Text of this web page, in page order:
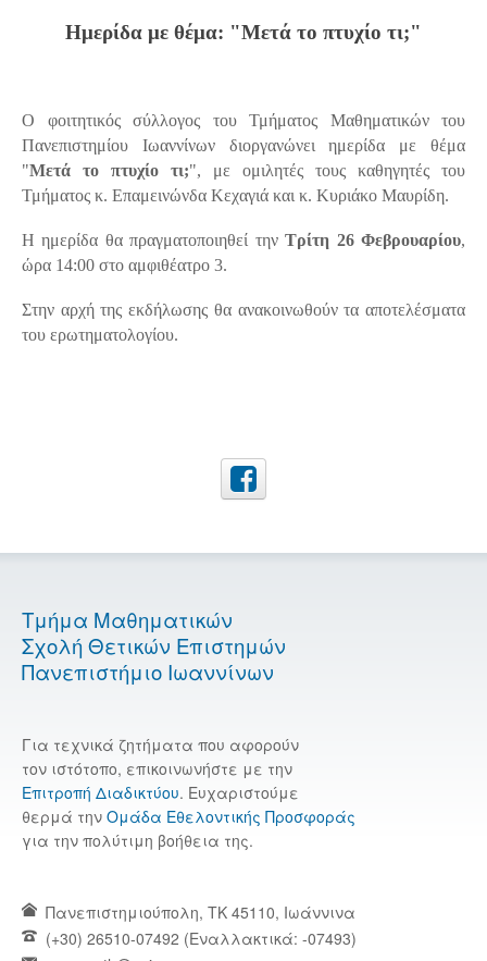
Ημερίδα με θέμα: "Μετά το πτυχίο τι;"
Ο φοιτητικός σύλλογος του Τμήματος Μαθηματικών του
Πανεπιστημίου Ιωαννίνων διοργανώνει ημερίδα με θέμα
"Μετά το πτυχίο τι;", με ομιλητές τους καθηγητές του
Τμήματος κ. Επαμεινώνδα Κεχαγιά και κ. Κυριάκο Μαυρίδη.
Η ημερίδα θα πραγματοποιηθεί τηνΤρίτη 26 Φεβρουαρίου,
ώρα 14:00 στο αμφιθέατρο 3.
Στην αρχή της εκδήλωσης θα ανακοινωθούν τα αποτελέσματα
του ερωτηματολογίου.
Τμήμα Μαθηματικών
Σχολή Θετικών Επιστημών
Πανεπιστήμιο Ιωαννίνων
Για τεχνικά ζητήματα που αφορούν
τον ιστότοπο, επικοινωνήστε με την
Επιτροπή Διαδικτύου. Ευχαριστούμε
θερμά την Ομάδα Εθελοντικής Προσφοράς
για την πολύτιμη βοήθεια της.
Πανεπιστημιούπολη, TK 45110, Ιωάννινα
(+30) 26510-07492 (Εναλλακτικά: -07493)